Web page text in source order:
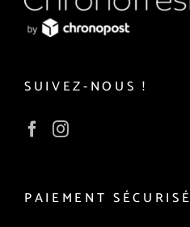
SUIVEZ-NOUS !
PAIEMENT SÉCURISÉ